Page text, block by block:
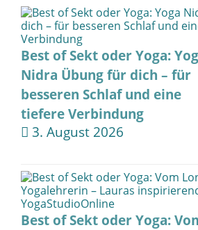
Best of Sekt oder Yoga:
Nidra Übung für dich – für
besseren Schlaf und eine
tiefere Verbindung
3. August 2026
Best of Sekt oder Yoga: